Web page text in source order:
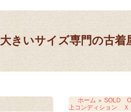
大きいサイズ専門の古
ホーム ＞ SOLD
上コンディション Ｘ